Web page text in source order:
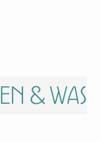
& was